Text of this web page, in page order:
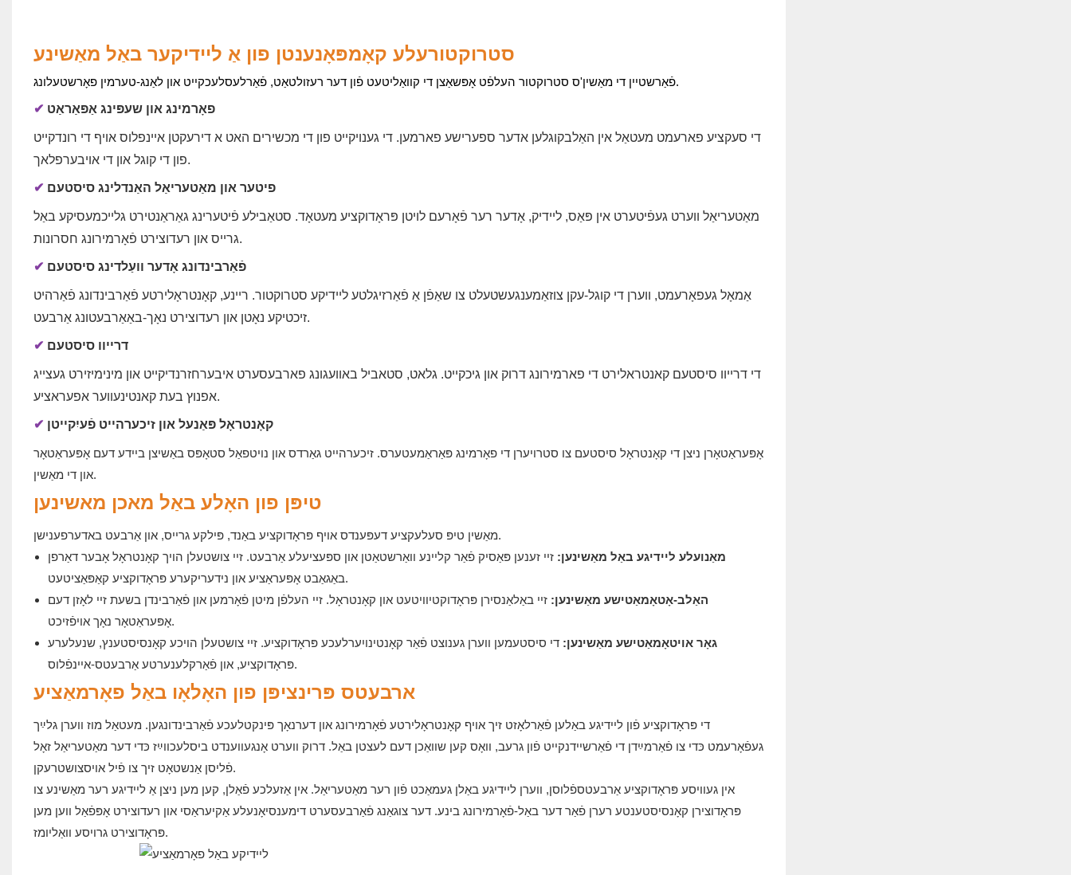
סטרוקטורעלע קאָמפּאָנענטן פון אַ ליידיקער באַל מאַשינע
פֿאַרשטיין די מאַשין'ס סטרוקטור העלפֿט אָפּשאַצן די קוואַליטעט פֿון דער רעזולטאַט, פֿאַרלעסלעכקייט און לאַנג-טערמין פאָרשטעלונג.
✔ פאָרמינג און שעפּינג אַפּאַראַט
די סעקציע פארעמט מעטאַל אין האַלבקוגלען אדער ספערישע פארמען. די גענויקייט פון די מכשירים האט א דירעקטן איינפלוס אויף די רונדקייט
פון די קוגל און די אויבערפלאך.
✔ פיטער און מאַטעריאַל האַנדלינג סיסטעם
מאַטעריאַל ווערט געפֿיטערט אין פּאַס, ליידיק, אָדער רער פֿאָרעם לויטן פּראָדוקציע מעטאָד. סטאַבילע פֿיטערינג גאַראַנטירט גלייכמעסיקע באַל
גרייס און רעדוצירט פֿאָרמירונג חסרונות.
✔ פֿאַרבינדונג אָדער וועַלדינג סיסטעם
אַמאָל געפאָרעמט, ווערן די קוגל-עקן צוזאַמענגעשטעלט צו שאַפֿן אַ פֿאַרזיגלטע ליידיקע סטרוקטור. ריינע, קאָנטראָלירטע פֿאַרבינדונג פֿאַרהיט
זיכטיקע נאָטן און רעדוצירט נאָך-באַאַרבעטונג אַרבעט.
✔ דרייוו סיסטעם
די דרייוו סיסטעם קאנטראלירט די פארמירונג דרוק און גיכקייט. גלאט, סטאביל באוועגונג פארבעסערט איבערחזרנדיקייט און מינימיזירט געצייג
אפנוץ בעת קאנטינעווער אפעראציע.
✔ קאָנטראָל פּאַנעל און זיכערהייט פֿעיִקייטן
אָפּעראַטאָרן ניצן די קאָנטראָל סיסטעם צו סטרויערן די פאָרמינג פּאַראַמעטערס. זיכערהייט גאַרדס און נויטפאַל סטאָפּס באַשיצן ביידע דעם אָפּעראַטאָר
און די מאַשין.
טיפּן פון האָלע באַל מאכן מאשינען
מאַשין טיפּ סעלעקציע דעפּענדס אויף פּראָדוקציע באַנד, פּילקע גרייס, און אַרבעט באדערפענישן.
מאַנועלע ליידיגע באַל מאַשינען: זיי זענען פּאַסיק פֿאַר קליינע וואַרשטאַטן און ספּעציעלע אַרבעט. זיי צושטעלן הויך קאָנטראָל אָבער דאַרפן
באַגאַבט אָפּעראַציע און נידעריקערע פּראָדוקציע קאַפּאַציטעט.
האַלב-אָטאָמאַטישע מאַשינען: זיי באַלאַנסירן פּראָדוקטיוויטעט און קאָנטראָל. זיי העלפֿן מיטן פֿאָרמען און פֿאַרבינדן בשעת זיי לאָזן דעם
אָפּעראַטאָר נאָך אויפֿזיכט.
גאָר אויטאָמאַטישע מאַשינען: די סיסטעמען ווערן גענוצט פֿאַר קאָנטינויִערלעכע פּראָדוקציע. זיי צושטעלן הויכע קאָנסיסטענץ, שנעלערע
פּראָדוקציע, און פֿאַרקלענערטע אַרבעטס-איינפֿלוס.
ארבעטס פּרינציפּן פון האָלאָו באַל פאָרמאַציע
די פּראָדוקציע פֿון ליידיגע באַלען פֿאַרלאָזט זיך אויף קאָנטראָלירטע פֿאָרמירונג און דערנאָך פּינקטלעכע פֿאַרבינדונגען. מעטאַל מוז ווערן גלײַך
געפֿאָרעמט כּדי צו פֿאַרמײַדן די פֿאַרשיידנקייט פֿון גרעב, וואָס קען שוואַכן דעם לעצטן באַל. דרוק ווערט אָנגעווענדט ביסלעכווײַז כּדי דער מאַטעריאַל זאָל
פֿליסן אַנשטאָט זיך צו פֿיל אויסצושטרעקן.
אין געוויסע פּראָדוקציע אַרבעטספֿלוסן, ווערן ליידיגע באַלן געמאַכט פֿון רער מאַטעריאַל. אין אַזעלכע פֿאַלן, קען מען ניצן אַ ליידיגע רער מאַשינע צו
פּראָדוצירן קאָנסיסטענטע רערן פֿאַר דער באַל-פֿאָרמירונג בינע. דער צוגאַנג פֿאַרבעסערט דימענסיאָנעלע אַקיעראַסי און רעדוצירט אָפּפֿאַל ווען מען
פּראָדוצירט גרויסע וואַליומז.